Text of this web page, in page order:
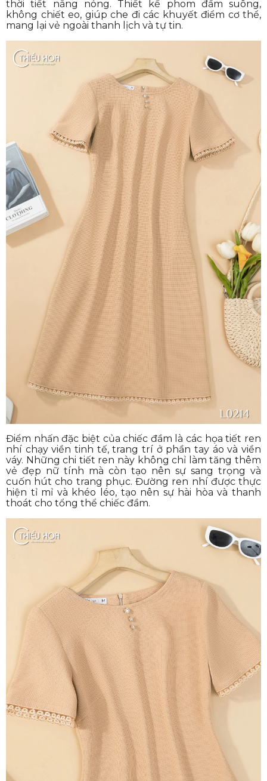
thời tiết nắng nóng. Thiết kế phom đầm suông,
không chiết eo, giúp che đi các khuyết điểm cơ thể,
mang lại vẻ ngoài thanh lịch và tự tin.
Điểm nhấn đặc biệt của chiếc đầm là các họa tiết ren
nhí chạy viền tinh tế, trang trí ở phần tay áo và viền
váy. Những chi tiết ren này không chỉ làm tăng thêm
vẻ đẹp nữ tính mà còn tạo nên sự sang trọng và
cuốn hút cho trang phục. Đường ren nhí được thực
hiện tỉ mỉ và khéo léo, tạo nên sự hài hòa và thanh
thoát cho tổng thể chiếc đầm.